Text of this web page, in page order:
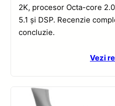
2K, procesor Octa-core
5.1 și DSP. Recenzie
concluzie.
Vezi